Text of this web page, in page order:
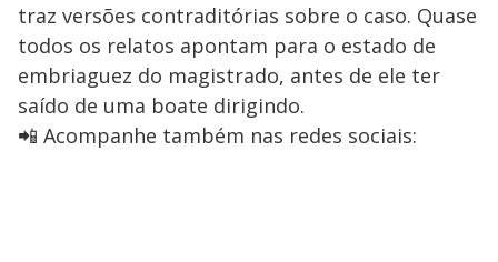
traz versões contraditórias sobre o caso. Quase
todos os relatos apontam para o estado de
embriaguez do magistrado, antes de ele ter
saído de uma boate dirigindo.
📲 Acompanhe também nas redes sociais: